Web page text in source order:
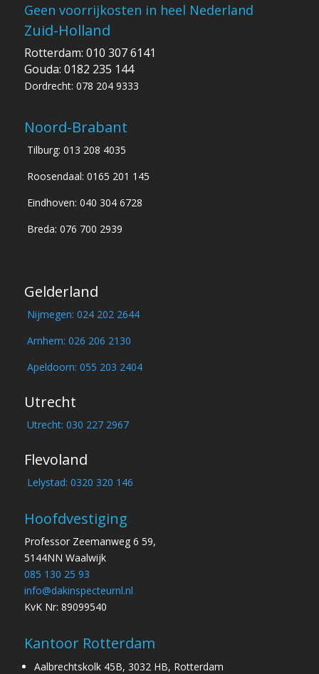
Geen voorrijkosten in heel Nederland
Zuid-Holland
Rotterdam: 010 307 6141
Gouda: 0182 235 144
Dordrecht: 078 204 9333
Noord-Brabant
Tilburg: 013 208 4035
Roosendaal: 0165 201 145
Eindhoven: 040 304 6728
Breda: 076 700 2939
Gelderland
Nijmegen: 024 202 2644
Arnhem: 026 206 2130
Apeldoorn: 055 203 2404
Utrecht
Utrecht: 030 227 2967
Flevoland
Lelystad: 0320 320 146
Hoofdvestiging
Professor Zeemanweg 6 59,
5144NN Waalwijk
085 130 25 93
info@dakinspecteurnl.nl
KvK Nr: 89099540
Kantoor Rotterdam
Aalbrechtskolk 45B, 3032 HB, Rotterdam